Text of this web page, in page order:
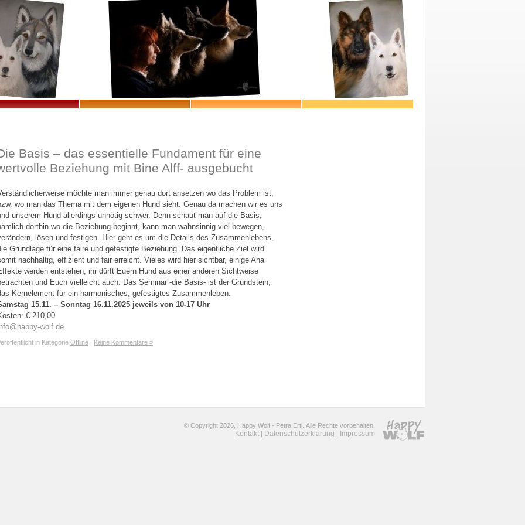
Basis – das essentielle Fundament für eine
Beziehung mit Bine Alff- ausgebucht
möchte man immer genau dort ansetzen wo das Problem ist,
wo man das Thema mit dem eigenen Hund sieht. Genau da machen wir es uns
unserem Hund allerdings unnötig schwer. Denn schaut man auf die Basis,
dorthin wo die Beziehung beginnt, kann man wahnsinnig viel bewegen,
lösen und festigen. Hier geht es um die Details des Zusammenlebens,
Grundlage für eine faire und gefestigte Beziehung. Das eigentliche Ziel wird
nachhaltig, effizient und fair erreicht. Vieles wird hier sichtbar, einige Aha
werden entstehen, ihr dürft Euern Hund aus einer anderen Sichtweise
und Euch vielleicht auch. Das Seminar -die Basis- ist der Grundstein,
Kernelement für ein harmonisches, gefestigtes Zusammenleben.
15.11. – Sonntag 16.11.2025 jeweils von 10-17 Uhr
€ 210,00
wolf.de
in Kategorie Offline | Keine Kommentare »
© Copyright 2026, Happy Wolf - Petra Ertl. Alle Rechte vorbehalten.
Kontakt | Datenschutzerklärung | Impressum